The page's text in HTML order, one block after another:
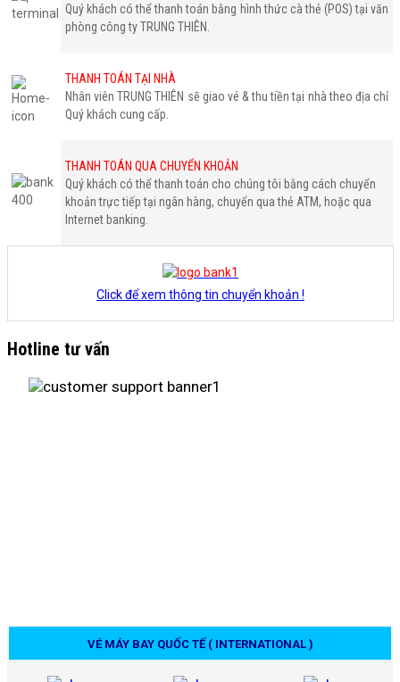
Quý khách có thể thanh toán bằng hình thức cà thẻ (POS) tại văn
phòng công ty TRUNG THIÊN.
THANH TOÁN TẠI NHÀ
Nhân viên TRUNG THIÊN sẽ giao vé & thu tiền tại nhà theo địa chỉ
Quý khách cung cấp.
THANH TOÁN QUA CHUYỂN KHOẢN
Quý khách có thể thanh toán cho chúng tôi bằng cách chuyển
khoản trực tiếp tại ngân hàng, chuyển qua thẻ ATM, hoặc qua
Internet banking.
Click để xem thông tin chuyển khoản !
Hotline tư vấn
VÉ MÁY BAY QUỐC TẾ ( INTERNATIONAL )